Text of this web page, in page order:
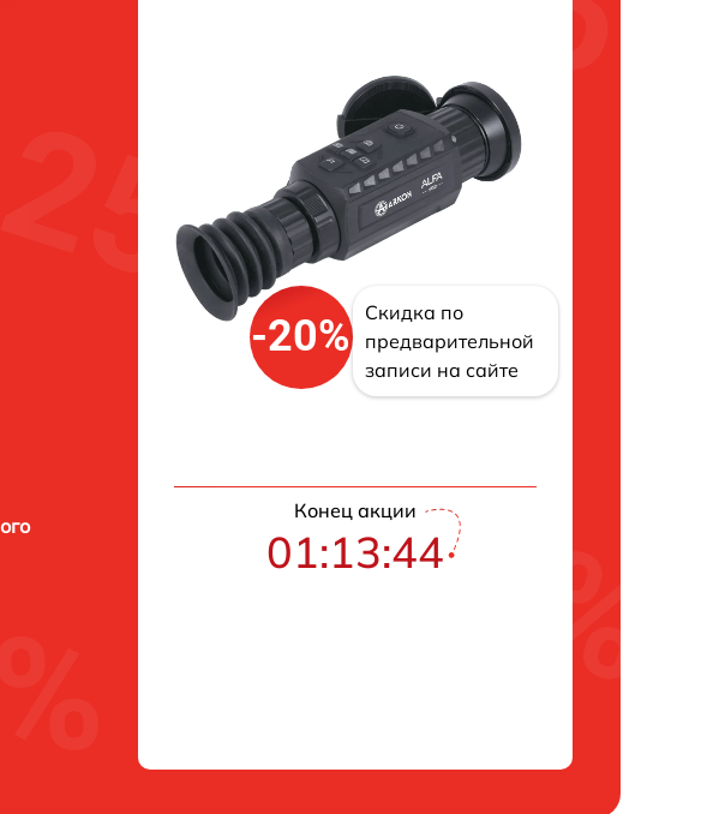
-20%
Скидка по
предварительной
записи на сайте
Конец акции
01:13:42